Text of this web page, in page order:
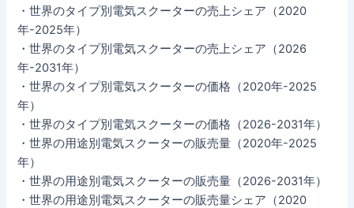
・世界のタイプ別電気スクーターの売上シェア（2020
年-2025年）
・世界のタイプ別電気スクーターの売上シェア（2026
年-2031年）
・世界のタイプ別電気スクーターの価格（2020年-2025
年）
・世界のタイプ別電気スクーターの価格（2026-2031年）
・世界の用途別電気スクーターの販売量（2020年-2025
年）
・世界の用途別電気スクーターの販売量（2026-2031年）
・世界の用途別電気スクーターの販売量シェア（2020